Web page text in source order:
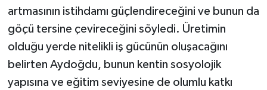
artmasının istihdamı güçlendireceğini ve bunun da
göçü tersine çevireceğini söyledi. Üretimin
olduğu yerde nitelikli iş gücünün oluşacağını
belirten Aydoğdu, bunun kentin sosyolojik
yapısına ve eğitim seviyesine de olumlu katkı